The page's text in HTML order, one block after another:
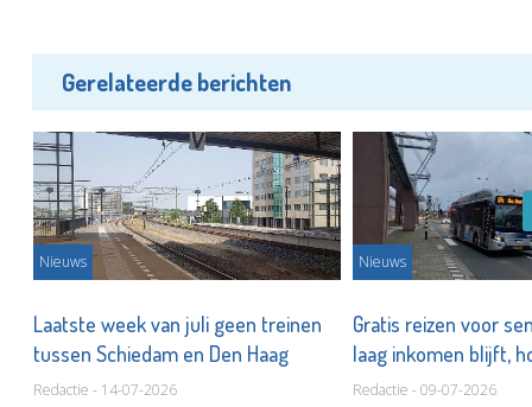
Gerelateerde berichten
Nieuws
Laatste week van juli geen treinen
tussen Schiedam en Den Haag
Redactie - 14-07-2026
Nieuws
Gratis reizen voor
laag inkomen blijft,
Redactie - 09-07-2026